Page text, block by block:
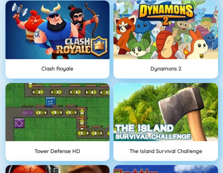
Clash Royale Dynamons 2
Tower Defense HD The Island Survival Challenge